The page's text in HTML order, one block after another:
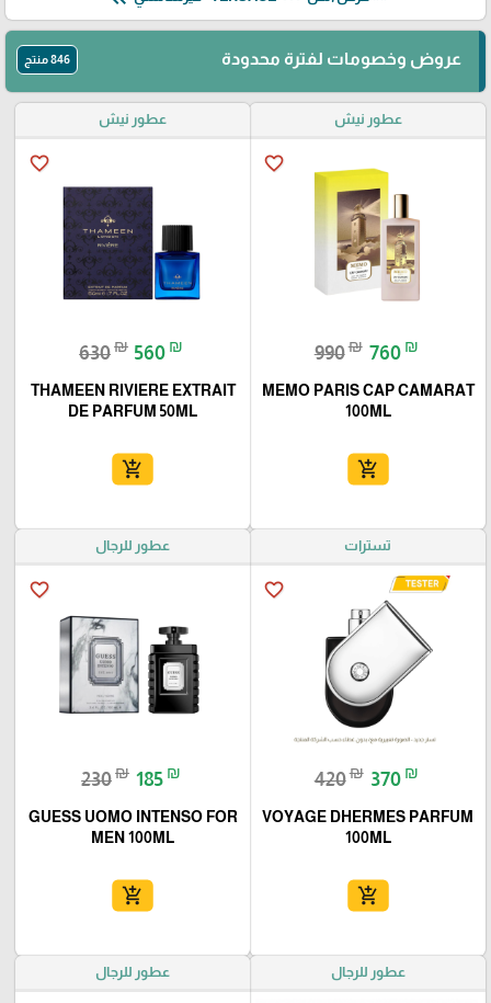
عروض وخصومات لفترة محدودة 846 منتج
عطور نيش
favorite_border
990₪ 760 ₪
MEMO PARIS CAP CAMARAT
100ML
add_shopping_cart
عطور نيش
favorite_border
630₪ 560 ₪
THAMEEN RIVIERE EXTRAIT
DE PARFUM 50ML
add_shopping_cart
تسترات
favorite_border
420₪ 370 ₪
VOYAGE DHERMES PARFUM
100ML
add_shopping_cart
عطور للرجال
favorite_border
230₪ 185 ₪
GUESS UOMO INTENSO FOR
MEN 100ML
add_shopping_cart
عطور للرجال عطور للرجال